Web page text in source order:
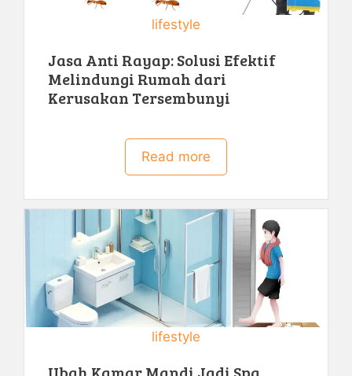
lifestyle
Jasa Anti Rayap: Solusi Efektif
Melindungi Rumah dari
Kerusakan Tersembunyi
Read more
lifestyle